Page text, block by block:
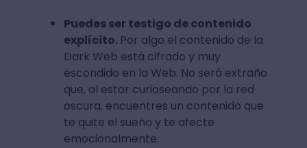
Puedes ser testigo de contenido
explícito. Por algo el contenido de la
Dark Web está cifrado y muy
escondido en la Web. No será extraño
que, al estar curioseando por la red
oscura, encuentres un contenido que
te quite el sueño y te afecte
emocionalmente.